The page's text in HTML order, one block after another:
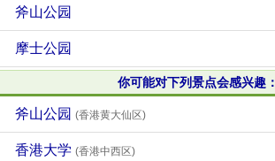
斧山公园
摩士公园
你可能对下列景点会感兴趣：
斧山公园 (香港黄大仙区)
香港大学 (香港中西区)